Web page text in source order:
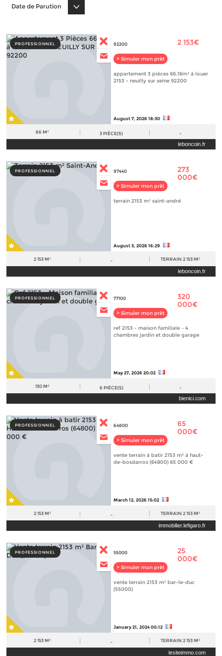
Date de Parution
PROFESSIONNEL 92200
> Simuler mon prêt
2 153€
appartement 3 pièces 66.16m² à louer
2153 - neuilly sur seine 92200
August 7, 2026 18:30
66 M² 3 PIÈCE(S) -
leboncoin.fr
PROFESSIONNEL 97440
> Simuler mon prêt
273
000€
terrain 2153 m² saint-andré
August 3, 2026 16:29
2 153 M² - TERRAIN 2 153 M²
leboncoin.fr
PROFESSIONNEL 77100
> Simuler mon prêt
320
000€
ref 2153 - maison familiale – 4
chambres jardin et double garage
May 27, 2026 20:02
130 M² 6 PIÈCE(S) -
bienici.com
PROFESSIONNEL 64800
> Simuler mon prêt
65
000€
vente terrain à batir 2153 m² à haut-
de-bosdarros (64800) 65 000 €
March 12, 2026 15:02
2 153 M² - TERRAIN 2 153 M²
immobilier.lefigaro.fr
PROFESSIONNEL 55000
> Simuler mon prêt
25
000€
vente terrain 2153 m² bar-le-duc
(55000)
January 21, 2024 00:12
2 153 M² - TERRAIN 2 153 M²
lesiteimmo.com